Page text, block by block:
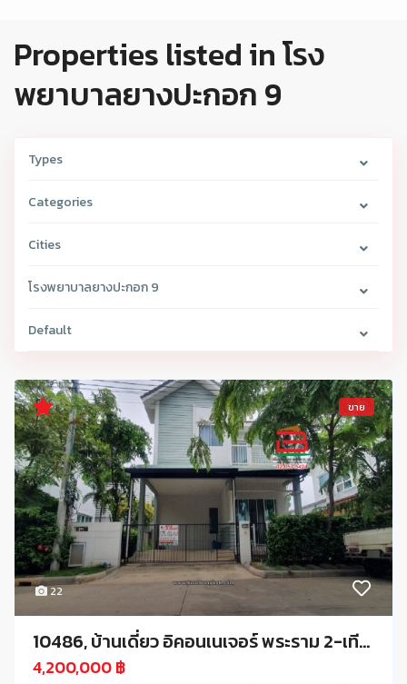
Properties listed in โรง
พยาบาลยางปะกอก 9
Types
Categories
Cities
โรงพยาบาลยางปะกอก 9
Default
22
ขาย
10486, บ้านเดี่ยว อิคอนเนเจอร์ พระราม 2-เที...
4,200,000 ฿